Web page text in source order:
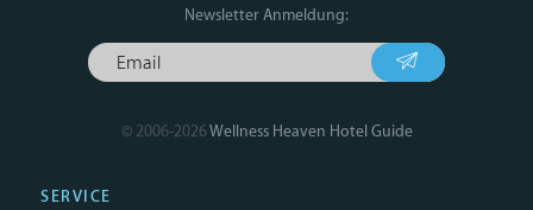
Newsletter Anmeldung:
© 2006-2026Wellness Heaven Hotel Guide
SERVICE